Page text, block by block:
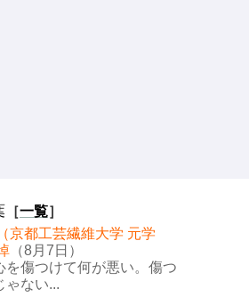
［一覧］
京都工芸繊維大学 元学
（8月7日）
を傷つけて何が悪い。傷つ
ゃない...